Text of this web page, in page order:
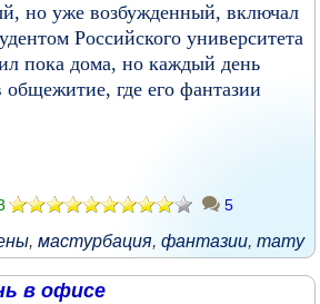
но уже возбужденный, включал
Российского университета
пока дома, но каждый день
общежитие, где его фантазии
5
, мастурбация, фантазии, тату
в офисе